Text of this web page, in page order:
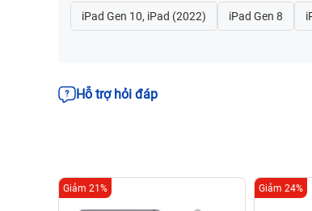
Hỗ trợ hỏi đáp
Giảm 21% Giảm 24%